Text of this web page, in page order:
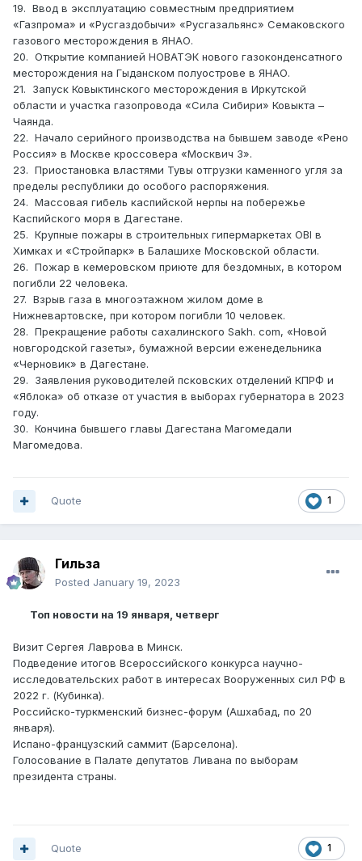
19. Ввод в эксплуатацию совместным предприятием
«Газпрома» и «Русгаздобычи» «Русгазальянс» Семаковского
газового месторождения в ЯНАО.
20. Открытие компанией НОВАТЭК нового газоконденсатного
месторождения на Гыданском полуострове в ЯНАО.
21. Запуск Ковыктинского месторождения в Иркутской
области и участка газопровода «Сила Сибири» Ковыкта –
Чаянда.
22. Начало серийного производства на бывшем заводе «Рено
Россия» в Москве кроссовера «Москвич 3».
23. Приостановка властями Тувы отгрузки каменного угля за
пределы республики до особого распоряжения.
24. Массовая гибель каспийской нерпы на побережье
Каспийского моря в Дагестане.
25. Крупные пожары в строительных гипермаркетах OBI в
Химках и «Стройпарк» в Балашихе Московской области.
26. Пожар в кемеровском приюте для бездомных, в котором
погибли 22 человека.
27. Взрыв газа в многоэтажном жилом доме в
Нижневартовске, при котором погибли 10 человек.
28. Прекращение работы сахалинского Sakh. com, «Новой
новгородской газеты», бумажной версии еженедельника
«Черновик» в Дагестане.
29. Заявления руководителей псковских отделений КПРФ и
«Яблока» об отказе от участия в выборах губернатора в 2023
году.
30. Кончина бывшего главы Дагестана Магомедали
Магомедова.
1
Quote
Гильза
Posted January 19, 2023
Топ новости на 19 января, четверг
Визит Сергея Лаврова в Минск.
Подведение итогов Всероссийского конкурса научно-
исследовательских работ в интересах Вооруженных сил РФ в
2022 г. (Кубинка).
Российско-туркменский бизнес-форум (Ашхабад, по 20
января).
Испано-французский саммит (Барселона).
Голосование в Палате депутатов Ливана по выборам
президента страны.
1
Quote